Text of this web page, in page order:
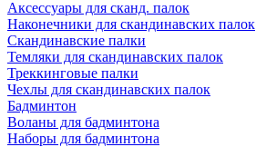
Аксессуары для сканд. палок
Наконечники для скандинавских палок
Скандинавские палки
Темляки для скандинавских палок
Треккинговые палки
Чехлы для скандинавских палок
Бадминтон
Воланы для бадминтона
Наборы для бадминтона